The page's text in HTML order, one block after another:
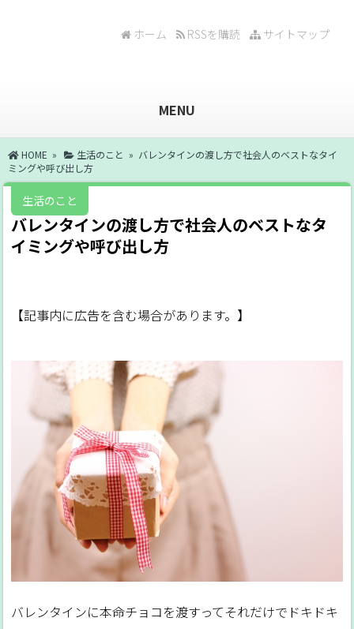
サイトマップ
RSSを購読
ホーム
MENU
HOME » 生活のこと » バレンタインの渡し方で社会人のベストなタイ
ミングや呼び出し方
生活のこと
バレンタインの渡し方で社会人のベストなタ
イミングや呼び出し方
【記事内に広告を含む場合があります。】
バレンタインに本命チョコを渡すってそれだけでドキドキ